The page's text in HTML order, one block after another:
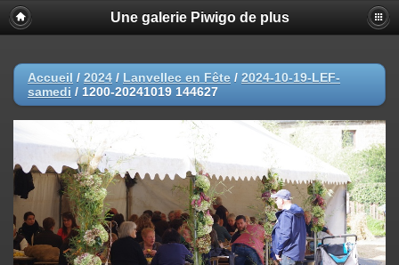
Une galerie Piwigo de plus
Accueil / 2024 / Lanvellec en Fête / 2024-10-19-LEF-
samedi / 1200-20241019 144627